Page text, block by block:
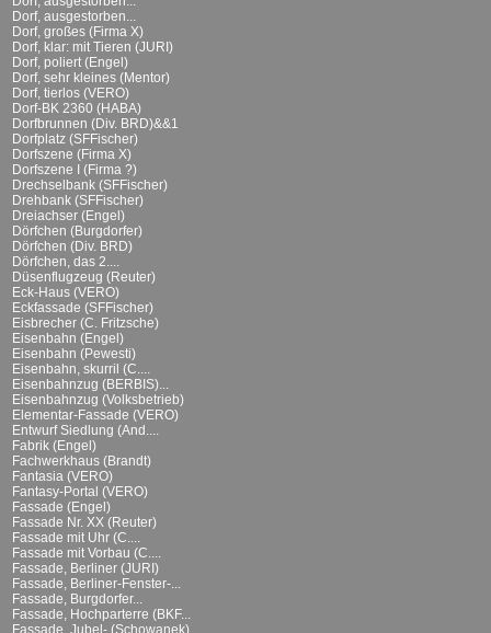
Dorf, ausgestorben...
Dorf, großes (Firma X)
Dorf, klar: mit Tieren (JURI)
Dorf, poliert (Engel)
Dorf, sehr kleines (Mentor)
Dorf, tierlos (VERO)
Dorf-BK 2360 (HABA)
Dorfbrunnen (Div. BRD)&&1
Dorfplatz (SFFischer)
Dorfszene (Firma X)
Dorfszene I (Firma ?)
Drechselbank (SFFischer)
Drehbank (SFFischer)
Dreiachser (Engel)
Dörfchen (Burgdorfer)
Dörfchen (Div. BRD)
Dörfchen, das 2....
Düsenflugzeug (Reuter)
Eck-Haus (VERO)
Eckfassade (SFFischer)
Eisbrecher (C. Fritzsche)
Eisenbahn (Engel)
Eisenbahn (Pewesti)
Eisenbahn, skurril (C....
Eisenbahnzug (BERBIS)...
Eisenbahnzug (Volksbetrieb)
Elementar-Fassade (VERO)
Entwurf Siedlung (And....
Fabrik (Engel)
Fachwerkhaus (Brandt)
Fantasia (VERO)
Fantasy-Portal (VERO)
Fassade (Engel)
Fassade Nr. XX (Reuter)
Fassade mit Uhr (C....
Fassade mit Vorbau (C....
Fassade, Berliner (JURI)
Fassade, Berliner-Fenster-...
Fassade, Burgdorfer...
Fassade, Hochparterre (BKF...
Fassade, Jubel- (Schowanek)